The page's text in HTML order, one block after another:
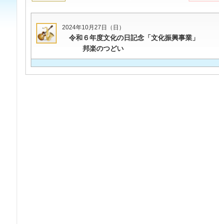
2024年10月27日（日）
令和６年度文化の日記念「文化振興事業」
邦楽のつどい